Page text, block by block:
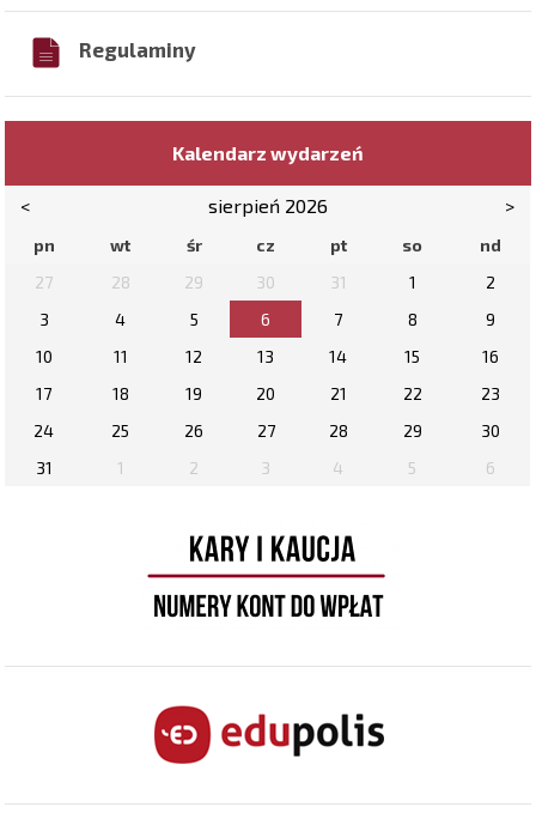
Regulaminy
Kalendarz wydarzeń
< sierpień 2026 >
pn wt śr cz pt so
nd
27
28 29 30 31 1
2
3
4 5 6 7 8
9
10
11 12 13 14 15
16
17
18 19 20 21 22
23
24
25 26 27 28 29
30
31
1 2 3 4 5 6